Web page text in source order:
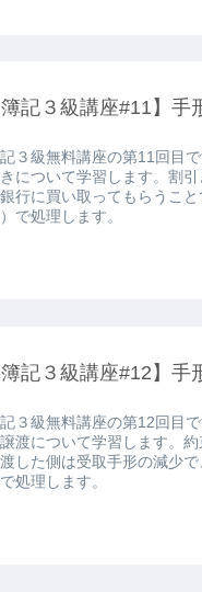
記３級講座#11】手
３級無料講座の第11回目
について学習します。割
行に買い取ってもらうこ
で処理します。
記３級講座#12】手
３級無料講座の第12回目
渡について学習します。
した側は受取手形の減少
処理します。